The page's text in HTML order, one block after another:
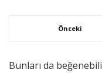
Önceki
Bunları da